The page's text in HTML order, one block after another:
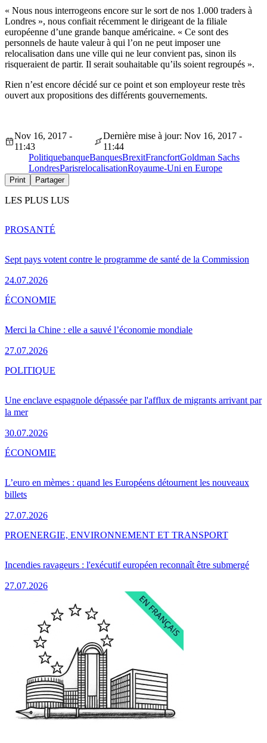
« Nous nous interrogeons encore sur le sort de nos 1.000 traders à
Londres », nous confiait récemment le dirigeant de la filiale
européenne d’une grande banque américaine. « Ce sont des
personnels de haute valeur à qui l’on ne peut imposer une
relocalisation dans une ville qui ne leur convient pas, sinon ils
risqueraient de partir. Il serait souhaitable qu’ils soient regroupés ».
Rien n’est encore décidé sur ce point et son employeur reste très
ouvert aux propositions des différents gouvernements.
Nov 16, 2017 -
11:43
Dernière mise à jour: Nov 16, 2017 -
11:44
PolitiquebanqueBanquesBrexitFrancfortGoldman Sachs
LondresParisrelocalisationRoyaume-Uni en Europe
Print Partager
LES PLUS LUS
Sept pays votent contre le programme de santé de la Commission
24.07.2026
PROSANTÉ
Merci la Chine : elle a sauvé l’économie mondiale
27.07.2026
ÉCONOMIE
Une enclave espagnole dépassée par l'afflux de migrants arrivant par
la mer
30.07.2026
POLITIQUE
L’euro en mèmes : quand les Européens détournent les nouveaux
billets
27.07.2026
ÉCONOMIE
Incendies ravageurs : l'exécutif européen reconnaît être submergé
27.07.2026
PROENERGIE, ENVIRONNEMENT ET TRANSPORT